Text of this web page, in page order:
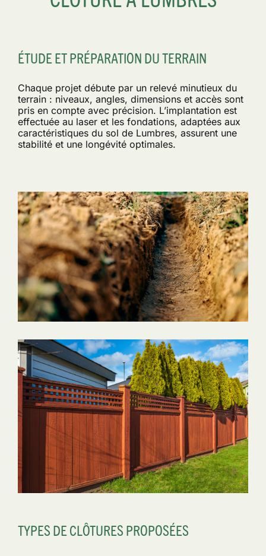
ÉTUDE ET PRÉPARATION DU TERRAIN
Chaque projet débute par un relevé minutieux du
terrain : niveaux, angles, dimensions et accès sont
pris en compte avec précision. L’implantation est
effectuée au laser et les fondations, adaptées aux
caractéristiques du sol de Lumbres, assurent une
stabilité et une longévité optimales.
TYPES DE CLÔTURES PROPOSÉES